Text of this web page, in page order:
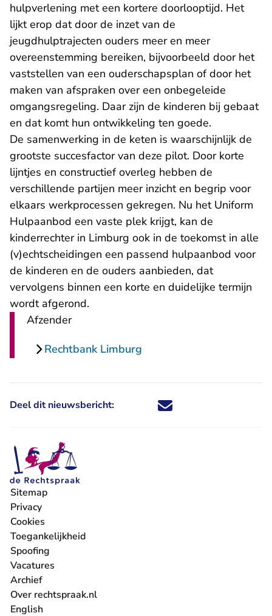
hulpverlening met een kortere doorlooptijd. Het
lijkt erop dat door de inzet van de
jeugdhulptrajecten ouders meer en meer
overeenstemming bereiken, bijvoorbeeld door het
vaststellen van een ouderschapsplan of door het
maken van afspraken over een onbegeleide
omgangsregeling. Daar zijn de kinderen bij gebaat
en dat komt hun ontwikkeling ten goede.
De samenwerking in de keten is waarschijnlijk de
grootste succesfactor van deze pilot. Door korte
lijntjes en constructief overleg hebben de
verschillende partijen meer inzicht en begrip voor
elkaars werkprocessen gekregen. Nu het Uniform
Hulpaanbod een vaste plek krijgt, kan de
kinderrechter in Limburg ook in de toekomst in alle
(v)echtscheidingen een passend hulpaanbod voor
de kinderen en de ouders aanbieden, dat
vervolgens binnen een korte en duidelijke termijn
wordt afgerond.
Afzender
Rechtbank Limburg
Deel dit nieuwsbericht: Deel dit nieuwsbericht via X -
Deel dit nieuwsbericht via
Deel dit nieuwsbericht
Deel dit
Sitemap
Privacy
Cookies
Toegankelijkheid
Spoofing
Vacatures
- U verlaat Rechtspraak.nl
Archief
Over rechtspraak.nl
English